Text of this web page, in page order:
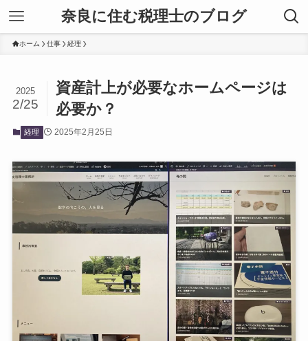
奈良に住む税理士のブログ
ホーム 仕事 経理
資産計上が必要なホームページは
必要か？
2025
2/25
経理 2025年2月25日